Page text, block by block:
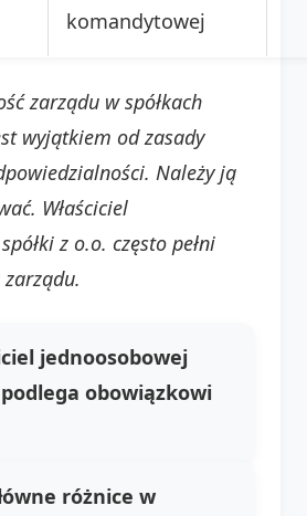
komandytowej
zarządu w spółkach
wyjątkiem od zasady
Należy ją
Właściciel
z o.o. często pełni
zarządu.
jednoosobowej
podlega obowiązkowi
różnice w